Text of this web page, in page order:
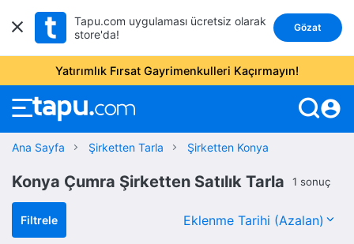
Tapu.com uygulaması ücretsiz olarak
store'da!
Gözat
Yatırımlık Fırsat Gayrimenkulleri Kaçırmayın!
account_circle
Ana Sayfa Şirketten Tarla Şirketten Konya
Konya Çumra Şirketten Satılık Tarla 1 sonuç
Filtrele